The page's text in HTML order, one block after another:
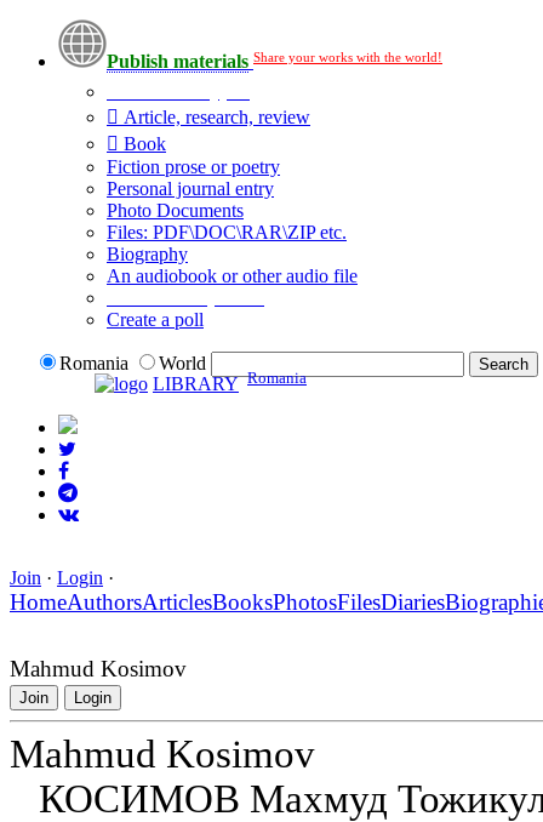
Publish materials Share your works with the world!
Article, research, review
Book
Fiction prose or poetry
Personal journal entry
Photo Documents
Files: PDF\DOC\RAR\ZIP etc.
Biography
An audiobook or other audio file
Create a poll
Romania
World
LIBRARY Romania
Join · Login ·
HomeAuthorsArticlesBooksPhotosFilesDiaries
Mahmud Kosimov
Join Login
Mahmud Kosimov
КОСИМОВ Махмуд